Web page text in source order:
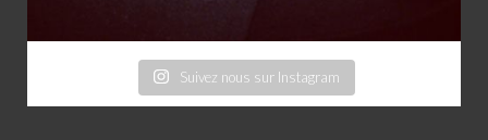
Suivez nous sur Instagram